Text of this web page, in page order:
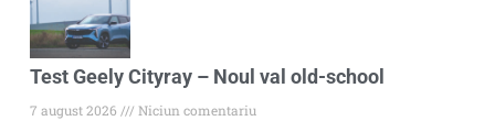
Test Geely Cityray – Noul val old-school
7 august 2026
Niciun comentariu